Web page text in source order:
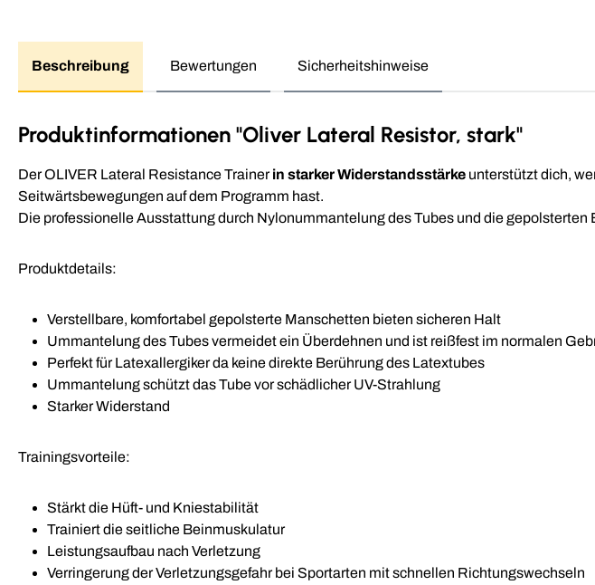
Beschreibung Bewertungen Sicherheitshinweise
Produktinformationen "Oliver Lateral Resistor, stark"
Der OLIVER Lateral Resistance Trainerin starker Widerstandsstärke unterstützt dich,
Seitwärtsbewegungen auf dem Programm hast.
Die professionelle Ausstattung durch Nylonummantelung des Tubes und die
Produktdetails:
Verstellbare, komfortabel gepolsterte Manschetten bieten sicheren Halt
Ummantelung des Tubes vermeidet ein Überdehnen und ist reißfest im normalen
Perfekt für Latexallergiker da keine direkte Berührung des Latextubes
Ummantelung schützt das Tube vor schädlicher UV-Strahlung
Starker Widerstand
Trainingsvorteile:
Stärkt die Hüft- und Kniestabilität
Trainiert die seitliche Beinmuskulatur
Leistungsaufbau nach Verletzung
Verringerung der Verletzungsgefahr bei Sportarten mit schnellen Richtungswechseln